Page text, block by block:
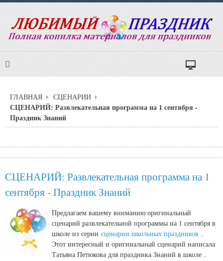
ГЛАВНАЯ СЦЕНАРИИ
СЦЕНАРИЙ: Развлекательная программа на 1 сентября -
Праздник Знаний
СЦЕНАРИЙ: Развлекательная программа на 1
сентября - Праздник Знаний
Предлагаем вашему вниманию оригинальный
сценарий развлекательной программы на 1 сентября в
школе из серии сценарии школьных праздников .
Этот интересный и оригинальный сценарий написала
Татьяна Петюкова для праздника Знаний в школе .